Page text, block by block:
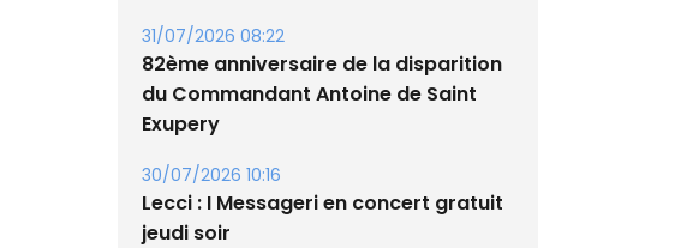
31/07/2026 08:22
82ème anniversaire de la disparition
du Commandant Antoine de Saint
Exupery
30/07/2026 10:16
Lecci : I Messageri en concert gratuit
jeudi soir